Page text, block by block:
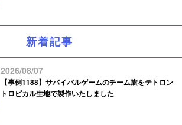
新着記事
2026/08/07
【事例1188】サバイバルゲームのチーム旗をテトロン
トロピカル生地で製作いたしました